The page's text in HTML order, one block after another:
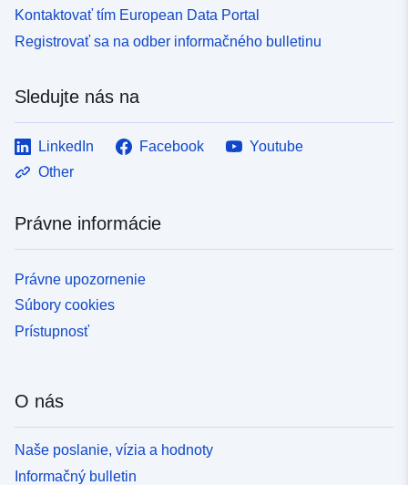
Kontaktovať tím European Data Portal
Registrovať sa na odber informačného bulletinu
Sledujte nás na
LinkedIn Facebook
Youtube
Other
Právne informácie
Právne upozornenie
Súbory cookies
Prístupnosť
O nás
Naše poslanie, vízia a hodnoty
Informačný bulletin